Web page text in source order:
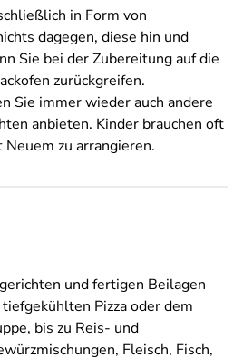
in Form von
dagegen, diese hin und
Sie bei der Zubereitung auf die
zurückgreifen.
Sie immer wieder auch andere
anbieten. Kinder brauchen oft
zu arrangieren.
und fertigen Beilagen
Pizza oder dem
bis zu Reis- und
Fleisch, Fisch,